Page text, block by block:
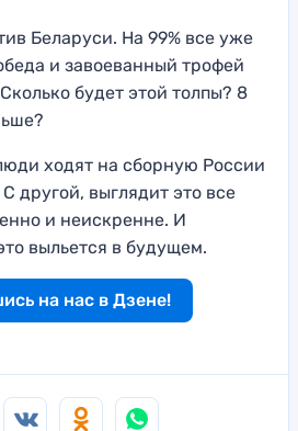
Беларуси. На 99% все уже
и завоеванный трофей
будет этой толпы? 8
ходят на сборную России
другой, выглядит это все
и неискренне. И
выльется в будущем.
на нас в Дзене!